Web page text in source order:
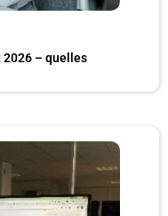
2026 – quelles